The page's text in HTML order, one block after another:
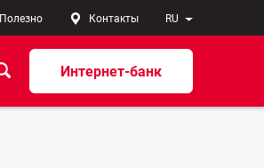
RU
Полезно Контакты
Интернет-банк